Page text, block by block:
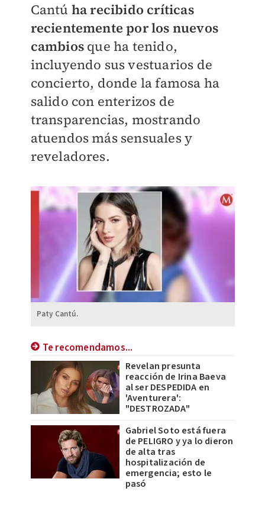
Cantú ha recibido críticas
recientemente por los nuevos
cambiosque ha tenido,
incluyendo sus vestuarios de
concierto, donde la famosa ha
salido con enterizos de
transparencias, mostrando
atuendos más sensuales y
reveladores.
Paty Cantú.
Te recomendamos...
Revelan presunta
reacción de Irina Baeva
al ser DESPEDIDA en
'Aventurera':
"DESTROZADA"
Gabriel Soto está fuera
de PELIGRO y ya lo dieron
de alta tras
hospitalización de
emergencia; esto le
pasó